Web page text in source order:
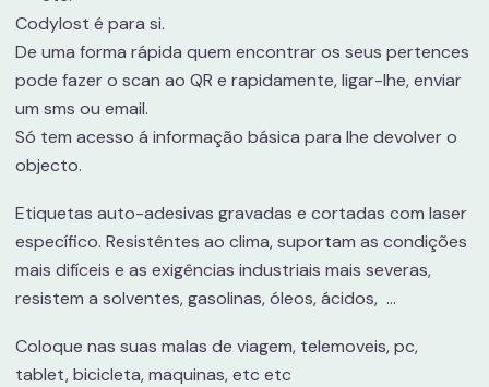
Codylost é para si.
De uma forma rápida quem encontrar os seus pertences
pode fazer o scan ao QR e rapidamente, ligar-lhe, enviar
um sms ou email.
Só tem acesso á informação básica para lhe devolver o
objecto.
Etiquetas auto-adesivas gravadas e cortadas com laser
específico. Resistêntes ao clima, suportam as condições
mais difíceis e as exigências industriais mais severas,
resistem a solventes, gasolinas, óleos, ácidos, ...
Coloque nas suas malas de viagem, telemoveis, pc,
tablet, bicicleta, maquinas, etc etc